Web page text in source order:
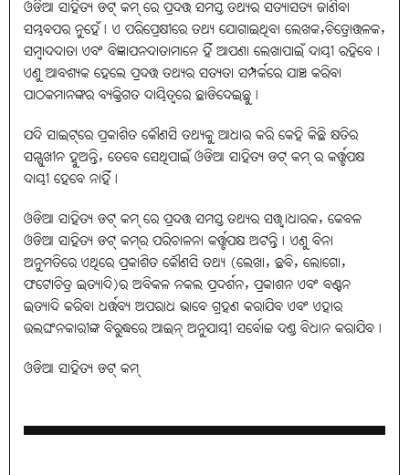
ଓଡିଆ ସାହିତ୍ୟ ଡଟ୍ କମ୍ ରେ ପ୍ରଦତ୍ତ ସମସ୍ତ ତଥ୍ୟର ସତ୍ୟାସତ୍ୟ ଜାଣିବା
ସମ୍ଭବପର ନୁହେଁ୤ ଏ ପରିପ୍ରେକ୍ଷୀରେ ତଥ୍ୟ ଯୋଗାଇଥିବା ଲେଖକ,ଚିତ୍ରୋତ୍ତଳକ,
ସମ୍ବାଦଦାତା ଏବଂ ବିଜ୍ଞାପନଦାତାମାନେ ହିଁ ଆପଣା ଲେଖାପାଇଁ ଦାୟୀ ରହିବେ୤
ଏଣୁ ଆବଶ୍ୟକ ହେଲେ ପ୍ରଦତ୍ତ ତଥ୍ୟର ସତ୍ୟତା ସମ୍ପର୍କରେ ଯାଞ୍ଚ କରିବା
ପାଠକମାନଙ୍କର ବ୍ୟକ୍ତିଗତ ଦାୟିତ୍ବରେ ଛାଡିଦେଇଛୁ୤
ଯଦି ସାଇଟ୍‌ରେ ପ୍ରକାଶିତ କୌଣସି ତଥ୍ୟକୁ ଆଧାର କରି କେହି କିଛି କ୍ଷତିର
ସମ୍ମୁଖୀନ ହୁଅନ୍ତି, ତେବେ ସେଥିପାଇଁ ଓଡିଆ ସାହିତ୍ୟ ଡଟ୍ କମ୍‌ ର କର୍ତ୍ତୃପକ୍ଷ
ଦାୟୀ ହେବେ ନାହିଁ୤
ଓଡିଆ ସାହିତ୍ୟ ଡଟ୍ କମ୍‌ ରେ ପ୍ରଦତ୍ତ ସମସ୍ତ ତଥ୍ୟର ସତ୍ତ୍ବାଧାରକ, କେବଳ
ଓଡିଆ ସାହିତ୍ୟ ଡଟ୍ କମ୍‌ର ପରିଚାଳନା କର୍ତ୍ତୃପକ୍ଷ ଅଟନ୍ତି୤ ଏଣୁ ବିନା
ଅନୁମତିରେ ଏଥିରେ ପ୍ରକାଶିତ କୌଣସି ତଥ୍ୟ (ଲେଖା, ଛବି, ଲୋଗୋ,
ଫଟୋଚିତ୍ର ଇତ୍ୟାଦି)ର ଅବିକଳ ନକଲ ପ୍ରଦର୍ଶନ, ପ୍ରକାଶନ ଏବଂ ବଣ୍ଟନ
ଇତ୍ୟାଦି କରିବା ଧର୍ତ୍ତବ୍ୟ ଅପରାଧ ଭାବେ ଗ୍ରହଣ କରାଯିବ ଏବଂ ଏହାର
ଉଲଘଂନକାରୀଙ୍କ ବିରୁଦ୍ଧରେ ଆଇନ୍ ଅନୁଯାୟୀ ସର୍ବୋଚ୍ଚ ଦଣ୍ଡ ବିଧାନ କରାଯିବ୤
ଓଡିଆ ସାହିତ୍ୟ ଡଟ୍ କମ୍